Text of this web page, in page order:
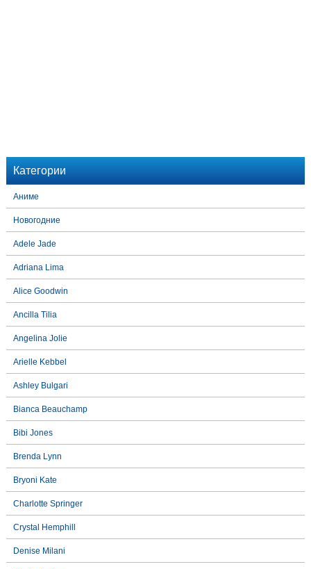
Категории
Аниме
Новогодние
Adele Jade
Adriana Lima
Alice Goodwin
Ancilla Tilia
Angelina Jolie
Arielle Kebbel
Ashley Bulgari
Bianca Beauchamp
Bibi Jones
Brenda Lynn
Bryoni Kate
Charlotte Springer
Crystal Hemphill
Denise Milani